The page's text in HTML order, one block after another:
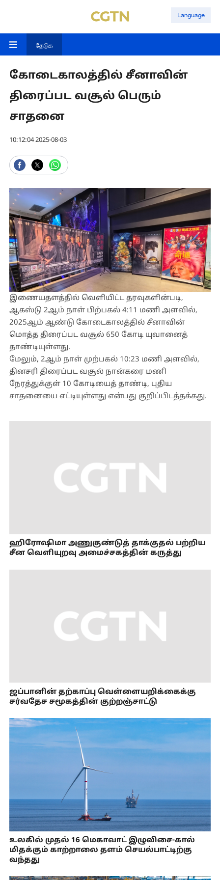
Language
தேடுக
கோடைகாலத்தில் சீனாவின்
திரைப்பட வசூல் பெரும்
சாதனை
10:12:04 2025-08-03
இணையதளத்தில் வெளியிட்ட தரவுகளின்படி,
ஆகஸ்டு 2ஆம் நாள் பிற்பகல் 4:11 மணி அளவில்,
2025ஆம் ஆண்டு கோடைகாலத்தில் சீனாவின்
மொத்த திரைப்பட வசூல் 650 கோடி யுவானைத்
தாண்டியுள்ளது.
மேலும், 2ஆம் நாள் முற்பகல் 10:23 மணி அளவில்,
தினசரி திரைப்பட வசூல் நான்கரை மணி
நேரத்துக்குள் 10 கோடியைத் தாண்டி, புதிய
சாதனையை எட்டியுள்ளது என்பது குறிப்பிடத்தக்கது.
ஹிரோஷிமா அணுகுண்டுத் தாக்குதல் பற்றிய
சீன வெளியுறவு அமைச்சகத்தின் கருத்து
ஜப்பானின் தற்காப்பு வெள்ளையறிக்கைக்கு
சர்வதேச சமூகத்தின் குற்றஞ்சாட்டு
உலகில் முதல் 16 மெகாவாட் இழுவிசை-கால்
மிதக்கும் காற்றாலை தளம் செயல்பாட்டிற்கு
வந்தது